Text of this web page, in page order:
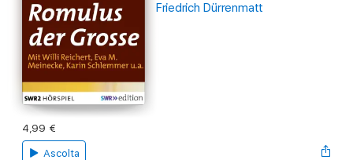
Friedrich Dürrenmatt
4,99 €
Ascolta